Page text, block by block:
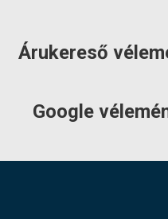
Árukereső
Google